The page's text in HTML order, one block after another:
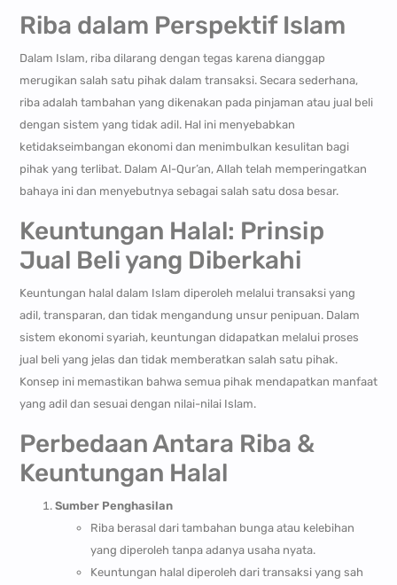
Riba dalam Perspektif Islam
Dalam Islam, riba dilarang dengan tegas karena dianggap
merugikan salah satu pihak dalam transaksi. Secara sederhana,
riba adalah tambahan yang dikenakan pada pinjaman atau jual beli
dengan sistem yang tidak adil. Hal ini menyebabkan
ketidakseimbangan ekonomi dan menimbulkan kesulitan bagi
pihak yang terlibat. Dalam Al-Qur’an, Allah telah memperingatkan
bahaya ini dan menyebutnya sebagai salah satu dosa besar.
Keuntungan Halal: Prinsip
Jual Beli yang Diberkahi
Keuntungan halal dalam Islam diperoleh melalui transaksi yang
adil, transparan, dan tidak mengandung unsur penipuan. Dalam
sistem ekonomi syariah, keuntungan didapatkan melalui proses
jual beli yang jelas dan tidak memberatkan salah satu pihak.
Konsep ini memastikan bahwa semua pihak mendapatkan manfaat
yang adil dan sesuai dengan nilai-nilai Islam.
Perbedaan Antara Riba &
Keuntungan Halal
Sumber Penghasilan
Riba berasal dari tambahan bunga atau kelebihan
yang diperoleh tanpa adanya usaha nyata.
Keuntungan halal diperoleh dari transaksi yang sah